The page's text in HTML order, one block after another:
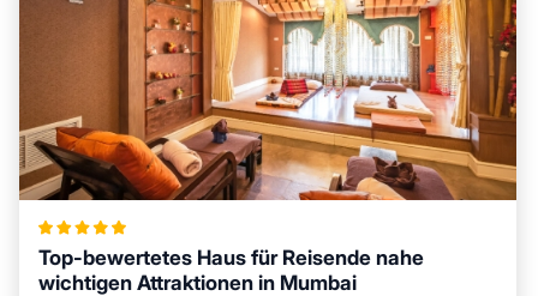
Top-bewertetes Haus für Reisende nahe
wichtigen Attraktionen in Mumbai